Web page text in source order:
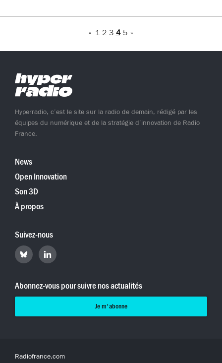
« 1 2 3 4 5 »
Hyperradio, c’est le site sur la radio de demain, rédigé par les
équipes du numérique et de la stratégie d’innovation de Radio
France.
News
Open Innovation
Son 3D
À propos
Suivez-nous
Retrouvez
Hyperradio
Bluesky
Retrouvez
Hyperradio
LinkedIn
Abonnez-vous pour suivre nos actualités
Je m'abonne
Radiofrance.com